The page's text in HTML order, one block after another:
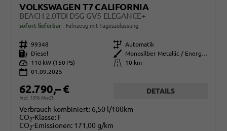
VOLKSWAGEN T7 CALIFORNIA
BEACH 2.0TDI DSG GV5 ELEGANCE+
sofort lieferbar Fahrzeug mit Tageszulassung
Fahrzeugnr. 99348 Getriebe Automatik
Kraftstoff
Diesel Außenfarbe
Monosilber Metallic / Energeticorange Metallic
Leistung
110 kW (150 PS) Kilometerstand
10 km
01.09.2025
62.790,– €
incl. 19% MwSt.
DETAILS
Verbrauch kombiniert: 6,50 l/100km
CO2-Klasse: F
CO2-Emissionen: 171,00 g/km